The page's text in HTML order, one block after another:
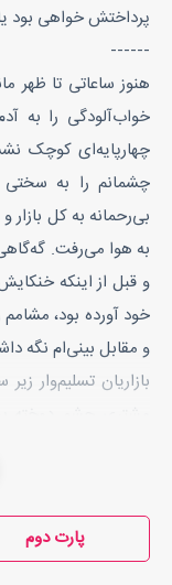
پرداختش خواهی بود
------
هنوز ساعاتی تا ظهر
خواب‌آلودگی را به
چهارپایه‌ای کوچک
چشمانم را به سختی
بی‌رحمانه به کل
به هوا می‌رفت.
و قبل از اینکه
خود آورده بود، مشامم
و مقابل بینی‌ام نگه
بازاریان تسلیم‌وار
حنجره‌ات را خراش
نجوا می‌کردند: «آخر
غیرضروری کند.»
پارت دوم